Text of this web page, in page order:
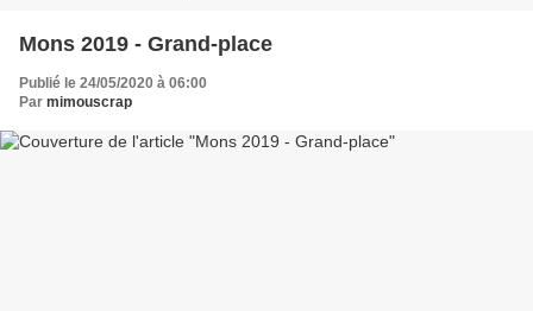
Mons 2019 - Grand-place
Publié le 24/05/2020 à 06:00
Par mimouscrap